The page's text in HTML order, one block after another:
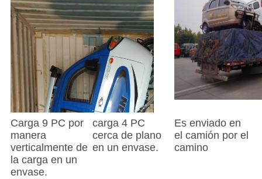
Carga 9 PC por
manera
verticalmente de
la carga en un
envase.
carga 4 PC
cerca de plano
en un envase.
Es enviado en
el camión por el
camino